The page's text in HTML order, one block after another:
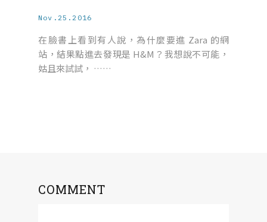
Nov.25.2016
在臉書上看到有人說，為什麼要進 Zara 的網
站，結果點進去發現是 H&M？我想說不可能，
姑且來試試， ……
COMMENT